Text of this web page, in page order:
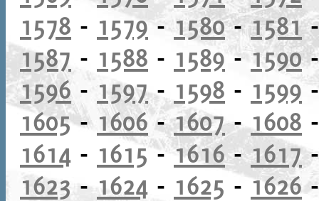
1578 - 1579-1580-1581
1587 - 1588 - 1589-1590
1596 - 1597- 1598 - 1599
1605- 1606-1607-1608
1614 - 1615-1616-1617
1623- 1624 - 1625 -1626